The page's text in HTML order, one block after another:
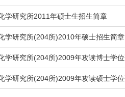
学研究所2011年硕士生招生简章
学研究所(204所)2010年硕士招生简
学研究所(204所)2009年攻读博士学
学研究所(204所)2009年攻读硕士学